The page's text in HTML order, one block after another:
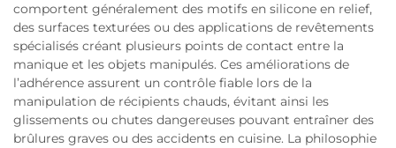
comportent généralement des motifs en silicone en relief,
des surfaces texturées ou des applications de revêtements
spécialisés créant plusieurs points de contact entre la
manique et les objets manipulés. Ces améliorations de
l’adhérence assurent un contrôle fiable lors de la
manipulation de récipients chauds, évitant ainsi les
glissements ou chutes dangereuses pouvant entraîner des
brûlures graves ou des accidents en cuisine. La philosophie